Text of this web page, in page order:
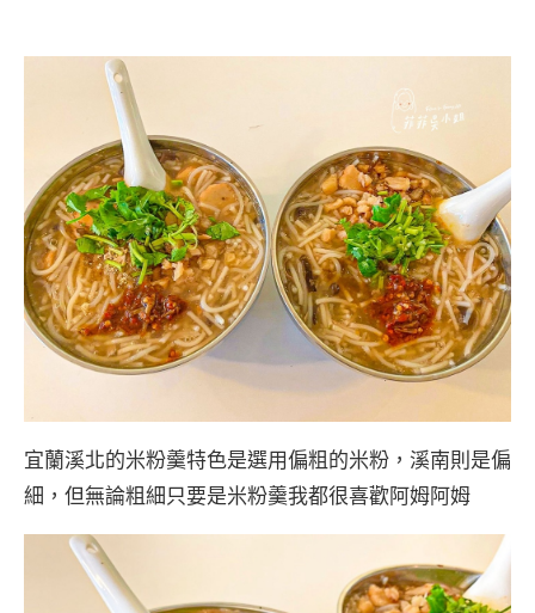
宜蘭溪北的米粉羹特色是選用偏粗的米粉，溪南則是偏
細，但無論粗細只要是米粉羹我都很喜歡阿姆阿姆